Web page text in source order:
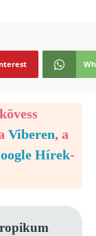
Viberen, a
Hírek-